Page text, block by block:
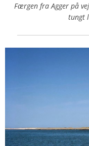
Færgen fra Agger på
tungt